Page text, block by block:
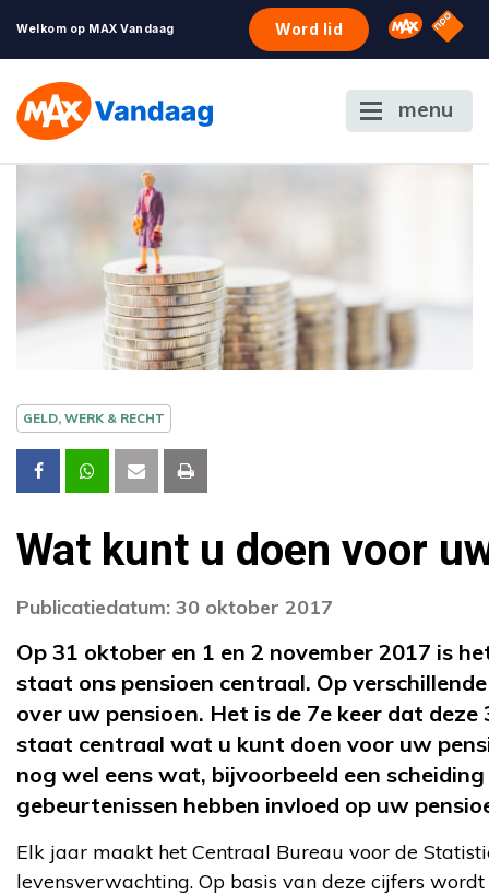
Welkom op MAX Vandaag Word lid Omroep
NPO
menu
GELD, WERK & RECHT
Wat kunt u doen voor
Publicatiedatum: 30 oktober 2017
Op 31 oktober en 1 en 2 november 2017 is
staat ons pensioen centraal. Op
over uw pensioen. Het is de 7e keer dat
staat centraal wat u kunt doen voor uw
nog wel eens wat, bijvoorbeeld een
gebeurtenissen hebben invloed op uw
Elk jaar maakt het Centraal Bureau voor de
levensverwachting. Op basis van deze cijfers